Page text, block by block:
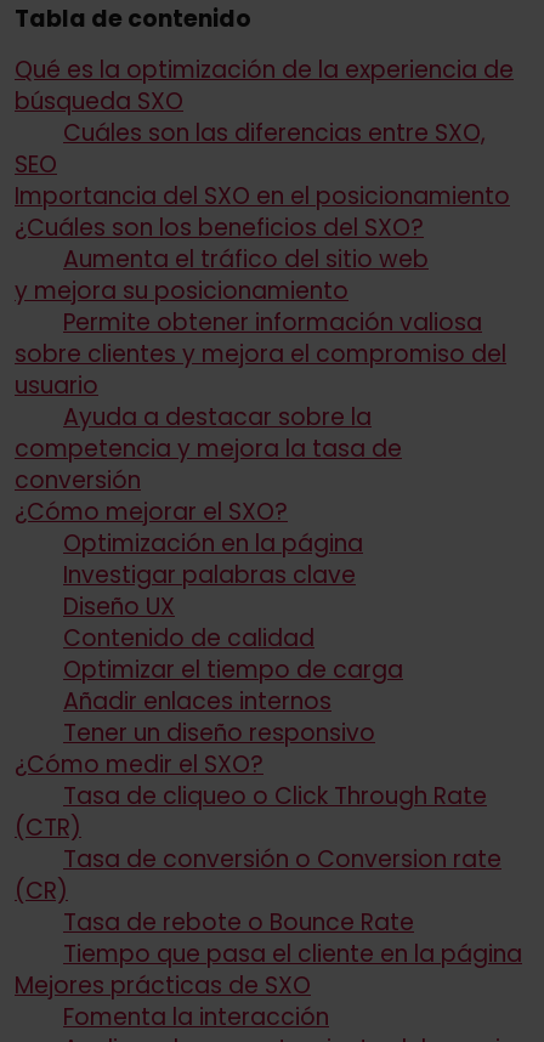
Tabla de contenido
Qué es la optimización de la experiencia de
búsqueda SXO
Cuáles son las diferencias entre SXO,
SEO
Importancia del SXO en el posicionamiento
¿Cuáles son los beneficios del SXO?
Aumenta el tráfico del sitio web
y mejora su posicionamiento
Permite obtener información valiosa
sobre clientes y mejora el compromiso del
usuario
Ayuda a destacar sobre la
competencia y mejora la tasa de
conversión
¿Cómo mejorar el SXO?
Optimización en la página
Investigar palabras clave
Diseño UX
Contenido de calidad
Optimizar el tiempo de carga
Añadir enlaces internos
Tener un diseño responsivo
¿Cómo medir el SXO?
Tasa de cliqueo o Click Through Rate
(CTR)
Tasa de conversión o Conversion rate
(CR)
Tasa de rebote o Bounce Rate
Tiempo que pasa el cliente en la página
Mejores prácticas de SXO
Fomenta la interacción